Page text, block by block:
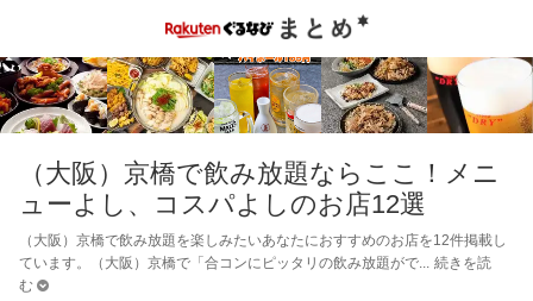
（大阪）京橋で飲み放題ならここ！メニ
ューよし、コスパよしのお店12選
（大阪）京橋で飲み放題を楽しみたいあなたにおすすめのお店を12件掲載し
ています。（大阪）京橋で「合コンにピッタリの飲み放題がで
続きを読
む